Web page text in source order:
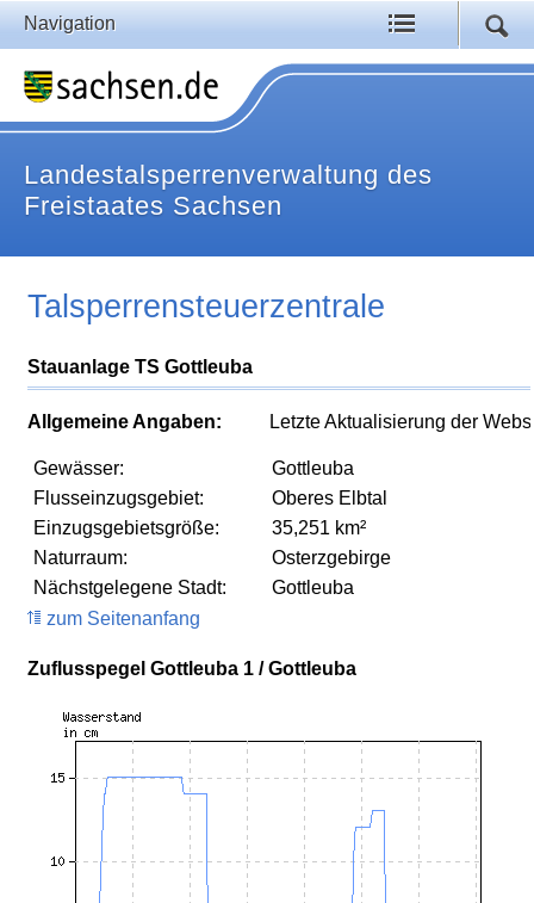
Navigation
Landestalsperrenverwaltung des
Freistaates Sachsen
Talsperrensteuerzentrale
Stauanlage TS Gottleuba
Letzte Aktualisierung der
Allgemeine Angaben:
Gewässer:
Gottleuba
Flusseinzugsgebiet:
Oberes Elbtal
Einzugsgebietsgröße:
35,251 km²
Naturraum:
Osterzgebirge
Nächstgelegene Stadt:
Gottleuba
zum Seitenanfang
Zuflusspegel Gottleuba 1 / Gottleuba